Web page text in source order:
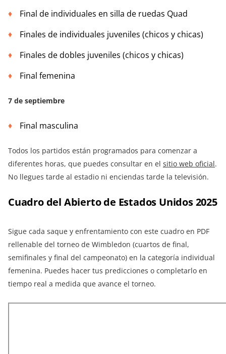
Final de individuales en silla de ruedas Quad
Finales de individuales juveniles (chicos y chicas)
Finales de dobles juveniles (chicos y chicas)
Final femenina
7 de septiembre
Final masculina
Todos los partidos están programados para comenzar a
diferentes horas, que puedes consultar en el sitio web oficial.
No llegues tarde al estadio ni enciendas tarde la televisión.
Cuadro del Abierto de Estados Unidos 2025
Sigue cada saque y enfrentamiento con este cuadro en PDF
rellenable del torneo de Wimbledon (cuartos de final,
semifinales y final del campeonato) en la categoría individual
femenina. Puedes hacer tus predicciones o completarlo en
tiempo real a medida que avance el torneo.